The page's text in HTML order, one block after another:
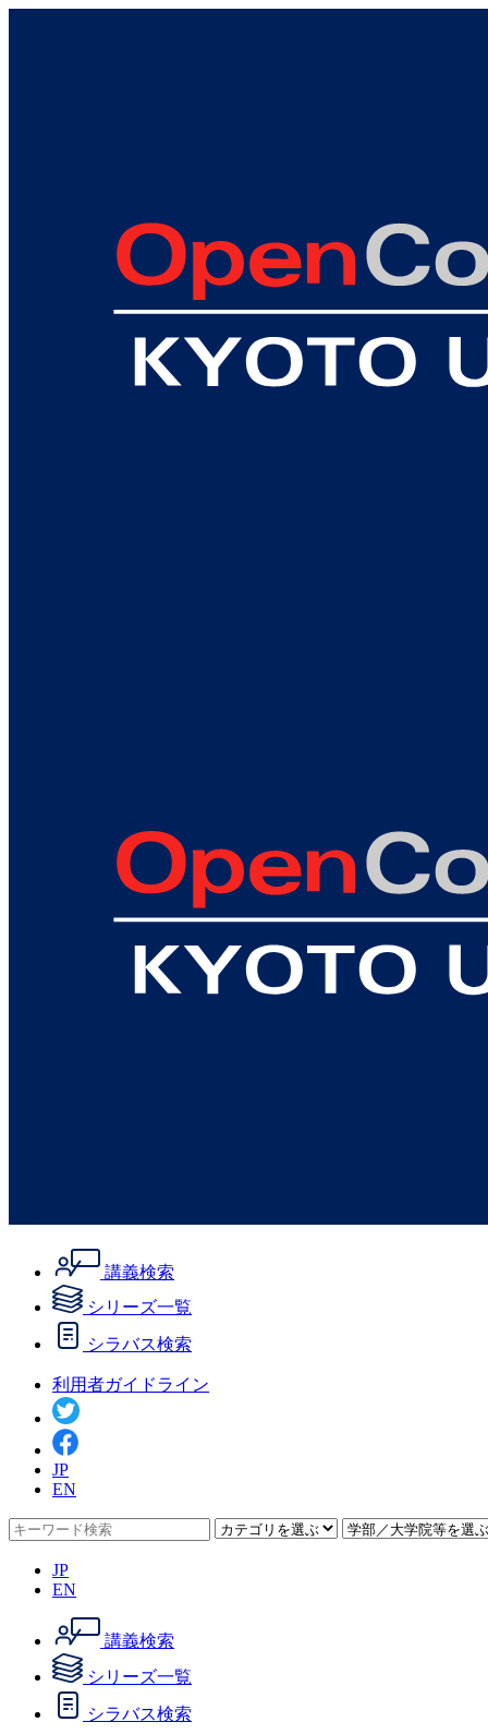
講義検索
シリーズ一覧
シラバス検索
利用者ガイドライン
JP
EN
JP
EN
講義検索
シリーズ一覧
シラバス検索